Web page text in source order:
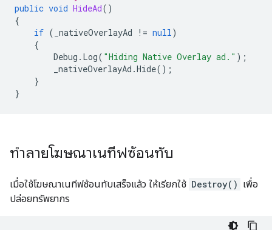
public void HideAd()
{
if ( _nativeOverlayAd != null)
{
Debug . Log( "Hiding Native Overlay ad." );
_nativeOverlayAd .Hide();
}
}
ทำลายโฆษณาเนทีฟซ้อนทับ
เมื่อใช้โฆษณาเนทีฟซ้อนทับเสร็จแล้ว ให้เรียกใช้ Destroy() เพื่อ
ปล่อยทรัพยากร